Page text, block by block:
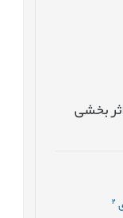
بخشی
2